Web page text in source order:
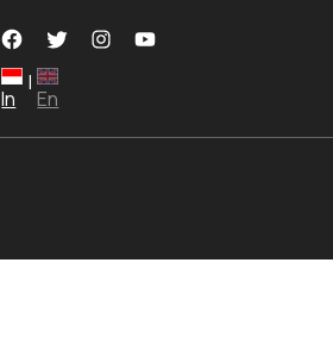
In
|
En